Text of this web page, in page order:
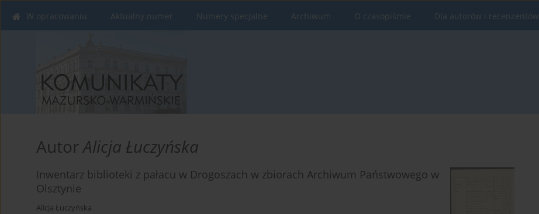
W opracowaniu Aktualny numer Numery specjalne Archiwum O czasopiśmie Dla autorów i recenzentów
AutorAlicja Łuczyńska
Inwentarz biblioteki z pałacu w Drogoszach w zbiorach Archiwum Państwowego w
Olsztynie
Alicja Łuczyńska